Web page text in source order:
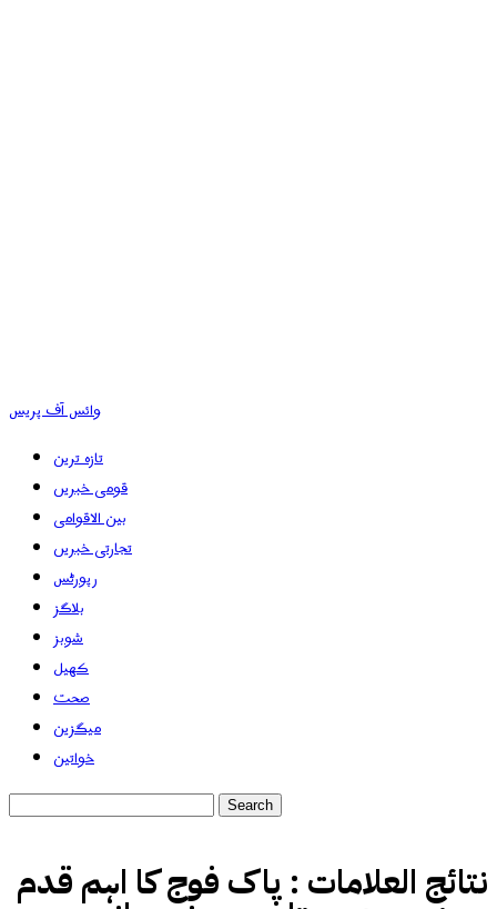
وائس آف پریس
تازہ ترین
قومی خبریں
بین الاقوامی
تجارتی خبریں
رپورٹس
بلاگز
شوبز
کھیل
صحت
میگزین
خواتین
نتائج العلامات : پاک فوج کا اہم قدم